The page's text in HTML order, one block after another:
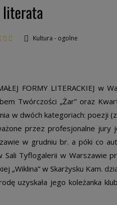
literata
Kultura - ogolne
FORMY LITERACKIEJ w
Twórczości „Żar” oraz
w dwóch kategoriach: poezji
przez profesjonalne jury
w grudniu br. a póki co
Tyflogalerii w Warszawie
„Wiklina” w Skarżysku Kam.
uzyskała jego koleżanka